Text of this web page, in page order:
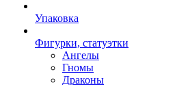
Упаковка
Фигурки, статуэтки
Ангелы
Гномы
Драконы